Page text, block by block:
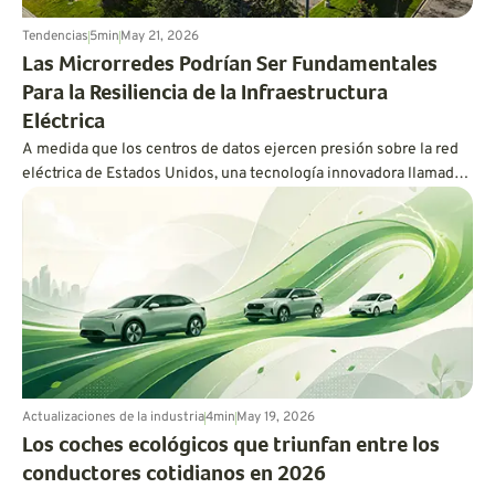
Tendencias5minMay 21, 2026
Las Microrredes Podrían Ser Fundamentales
Para la Resiliencia de la Infraestructura
Eléctrica
A medida que los centros de datos ejercen presión sobre la red
eléctrica de Estados Unidos, una tecnología innovadora llamada
microrred podría mantener los vehículos eléctricos cargados y
Actualizaciones de la industria4minMay 19, 2026
Los coches ecológicos que triunfan entre los
conductores cotidianos en 2026